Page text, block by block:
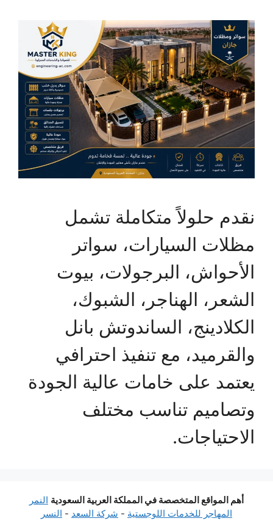
نقدم حلولاً متكاملة تشمل
مظلات السيارات، سواتر
الأحواش، البرجولات، بيوت
الشعر، الهناجر، الشبوك،
الكلادينج، الساندوتش بانل
والقرميد، مع تنفيذ احترافي
يعتمد على خامات عالية الجودة
وتصاميم تناسب مختلف
الاحتياجات.
أهم المواقع المتخصصة في المملكة العربية السعودية النمر
المهاجر للخدمات اللوجستية - شركة السعد - النسر